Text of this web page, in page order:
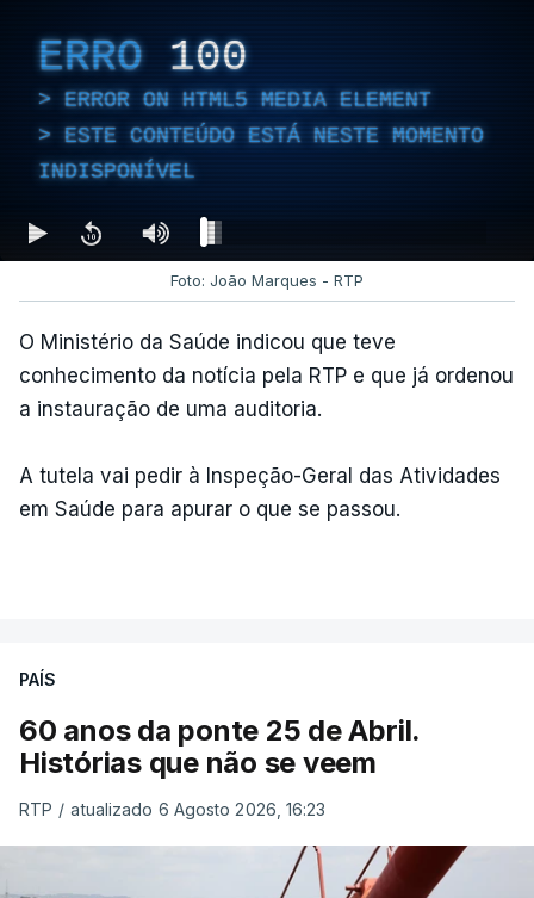
ERRO 100
ERROR ON HTML5 MEDIA ELEMENT
ESTE CONTEÚDO ESTÁ NESTE MOMENTO
INDISPONÍVEL
Foto: João Marques - RTP
O Ministério da Saúde indicou que teve
conhecimento da notícia pela RTP e que já ordenou
a instauração de uma auditoria.
A tutela vai pedir à Inspeção-Geral das Atividades
em Saúde para apurar o que se passou.
PAÍS
60 anos da ponte 25 de Abril.
Histórias que não se veem
RTP / atualizado 6 Agosto 2026, 16:23